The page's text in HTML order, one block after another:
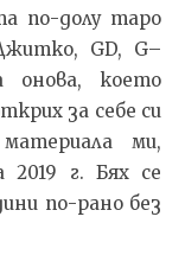
по-долу таро
GD, G–
онова, което
за себе си
ми,
2019 г. Бях се
по-рано без